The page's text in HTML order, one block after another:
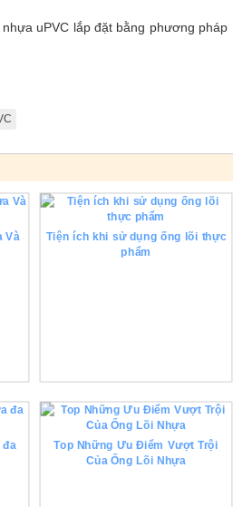
nhựa uPVC lắp đặt bằng phương pháp
Và
Tiện ích khi sử dụng ống lõi thực
phẩm
đa
Top Những Ưu Điểm Vượt Trội
Của Ống Lõi Nhựa